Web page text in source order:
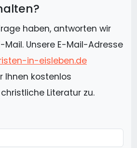
haben, antworten wir
Mail. Unsere E-Mail-Adresse
in-eisleben.de
Ihnen kostenlos
Literatur zu.